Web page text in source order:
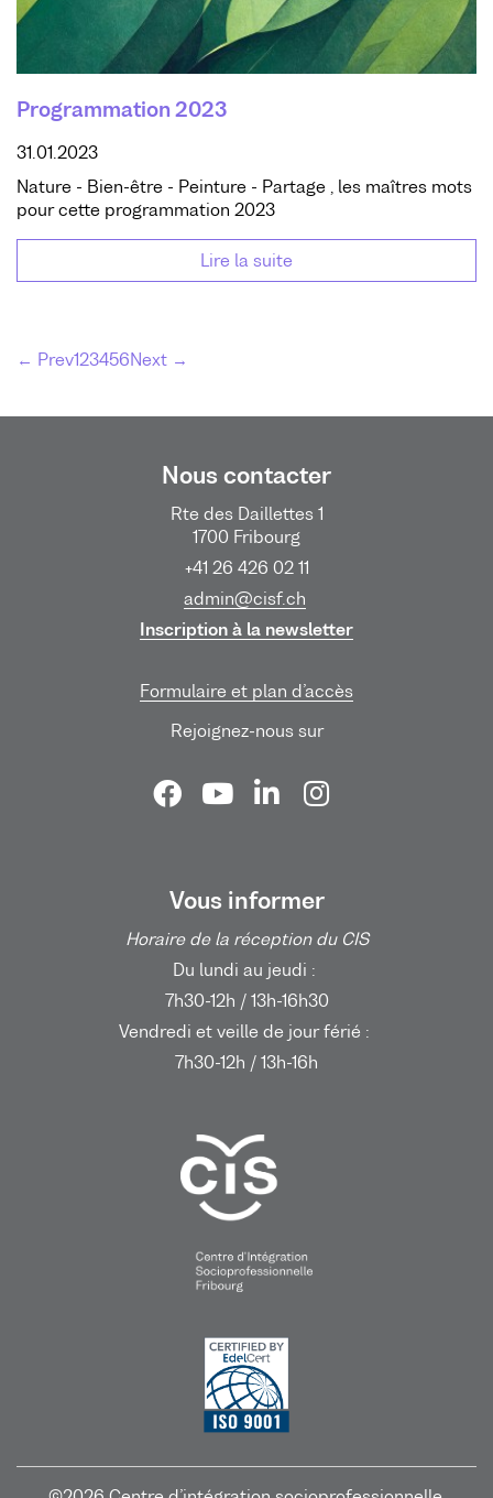
Programmation 2023
31.01.2023
Nature - Bien-être - Peinture - Partage , les maîtres mots
pour cette programmation 2023
Lire la suite
← Prev123456Next →
Nous contacter
Rte des Daillettes 1
1700 Fribourg
+41 26 426 02 11
admin@cisf.ch
Inscription à la newsletter
Formulaire et plan d’accès
Rejoignez-nous sur
Vous informer
Horaire de la réception du CIS
Du lundi au jeudi :
7h30-12h / 13h-16h30
Vendredi et veille de jour férié :
7h30-12h / 13h-16h